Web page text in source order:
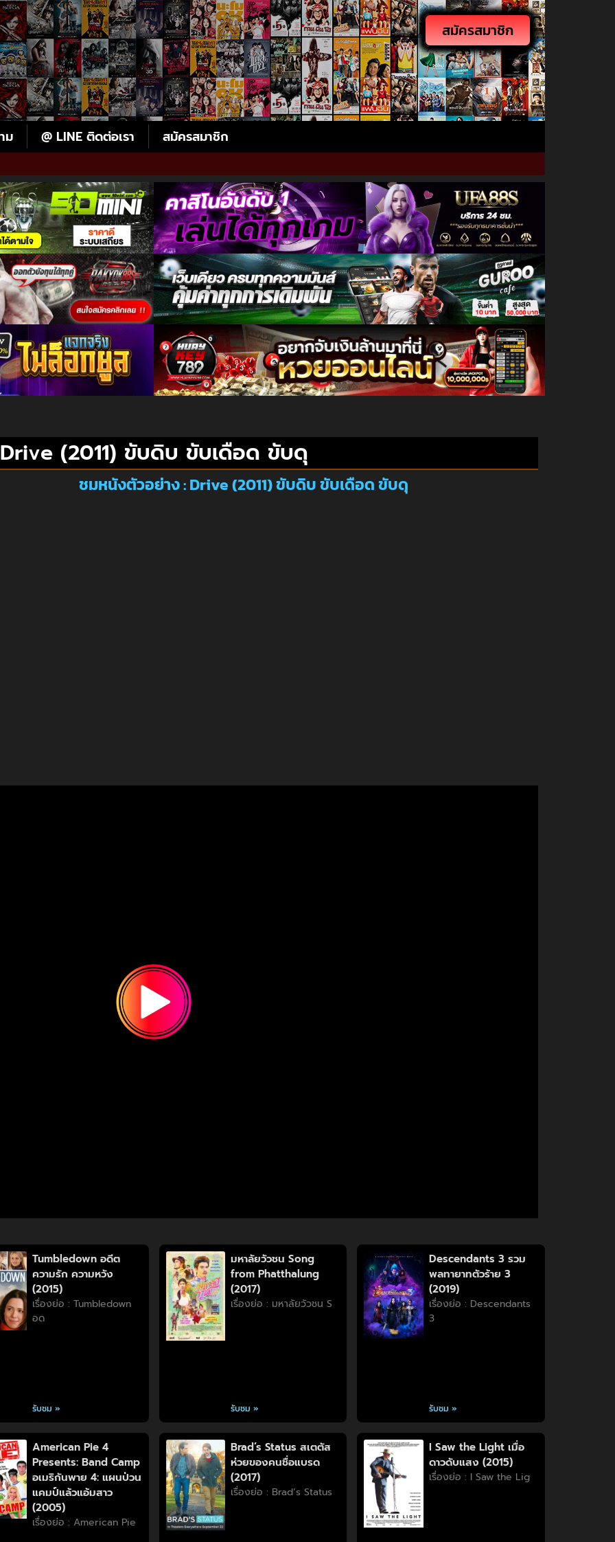
สมัครสมาชิก
ม @ LINE ติดต่อเรา สมัครสมาชิก
Drive (2011) ขับดิบ ขับเดือด ขับดุ
ชมหนังตัวอย่าง : Drive (2011) ขับดิบ ขับเดือด ขับดุ
Tumbledown อดีต
ความรัก ความหวัง
(2015)
เรื่องย่อ : Tumbledown
อด
รับชม »
มหาลัยวัวชน Song
from Phatthalung
(2017)
เรื่องย่อ : มหาลัยวัวชน S
รับชม »
Descendants 3 รวม
พลทายาทตัวร้าย 3
(2019)
เรื่องย่อ : Descendants
3
รับชม »
American Pie 4
Presents: Band Camp
อเมริกันพาย 4: แผนป่วน
แคมป์แล้วแอ้มสาว
(2005)
เรื่องย่อ : American Pie
Brad’s Status สเตตัส
ห่วยของคนชื่อแบรด
(2017)
เรื่องย่อ : Brad’s Status
I Saw the Light เมื่อ
ดาวดับแสง (2015)
เรื่องย่อ : I Saw the Lig